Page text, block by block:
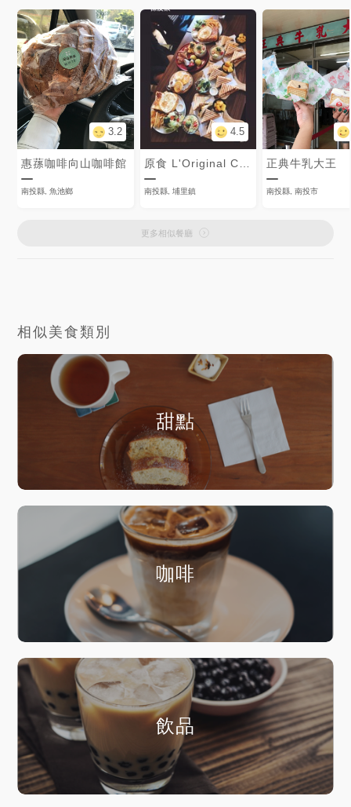
3.2
惠蓀咖啡向山咖啡館
南投縣, 魚池鄉
4.5
南投縣, 埔里鎮
正典牛乳大王
南投縣, 南投市
更多相似餐廳
相似美食類別
甜點
咖啡
飲品